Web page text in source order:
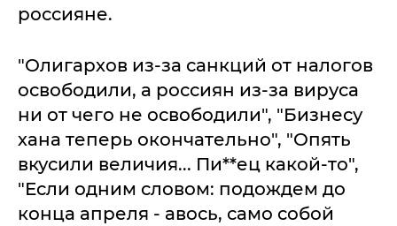
россияне.
"Олигархов из-за санкций от налогов
освободили, а россиян из-за вируса
ни от чего не освободили", "Бизнесу
хана теперь окончательно", "Опять
вкусили величия... Пи**ец какой-то",
"Если одним словом: подождем до
конца апреля - авось, само собой